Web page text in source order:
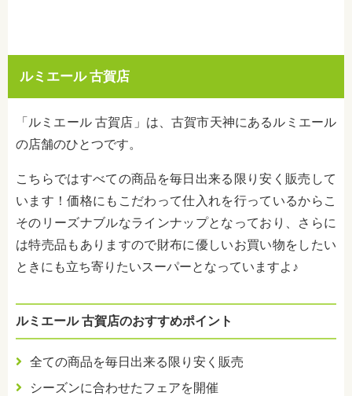
ルミエール 古賀店
「ルミエール 古賀店」は、古賀市天神にあるルミエール
の店舗のひとつです。
こちらではすべての商品を毎日出来る限り安く販売して
います！価格にもこだわって仕入れを行っているからこ
そのリーズナブルなラインナップとなっており、さらに
は特売品もありますので財布に優しいお買い物をしたい
ときにも立ち寄りたいスーパーとなっていますよ♪
ルミエール 古賀店のおすすめポイント
全ての商品を毎日出来る限り安く販売
シーズンに合わせたフェアを開催